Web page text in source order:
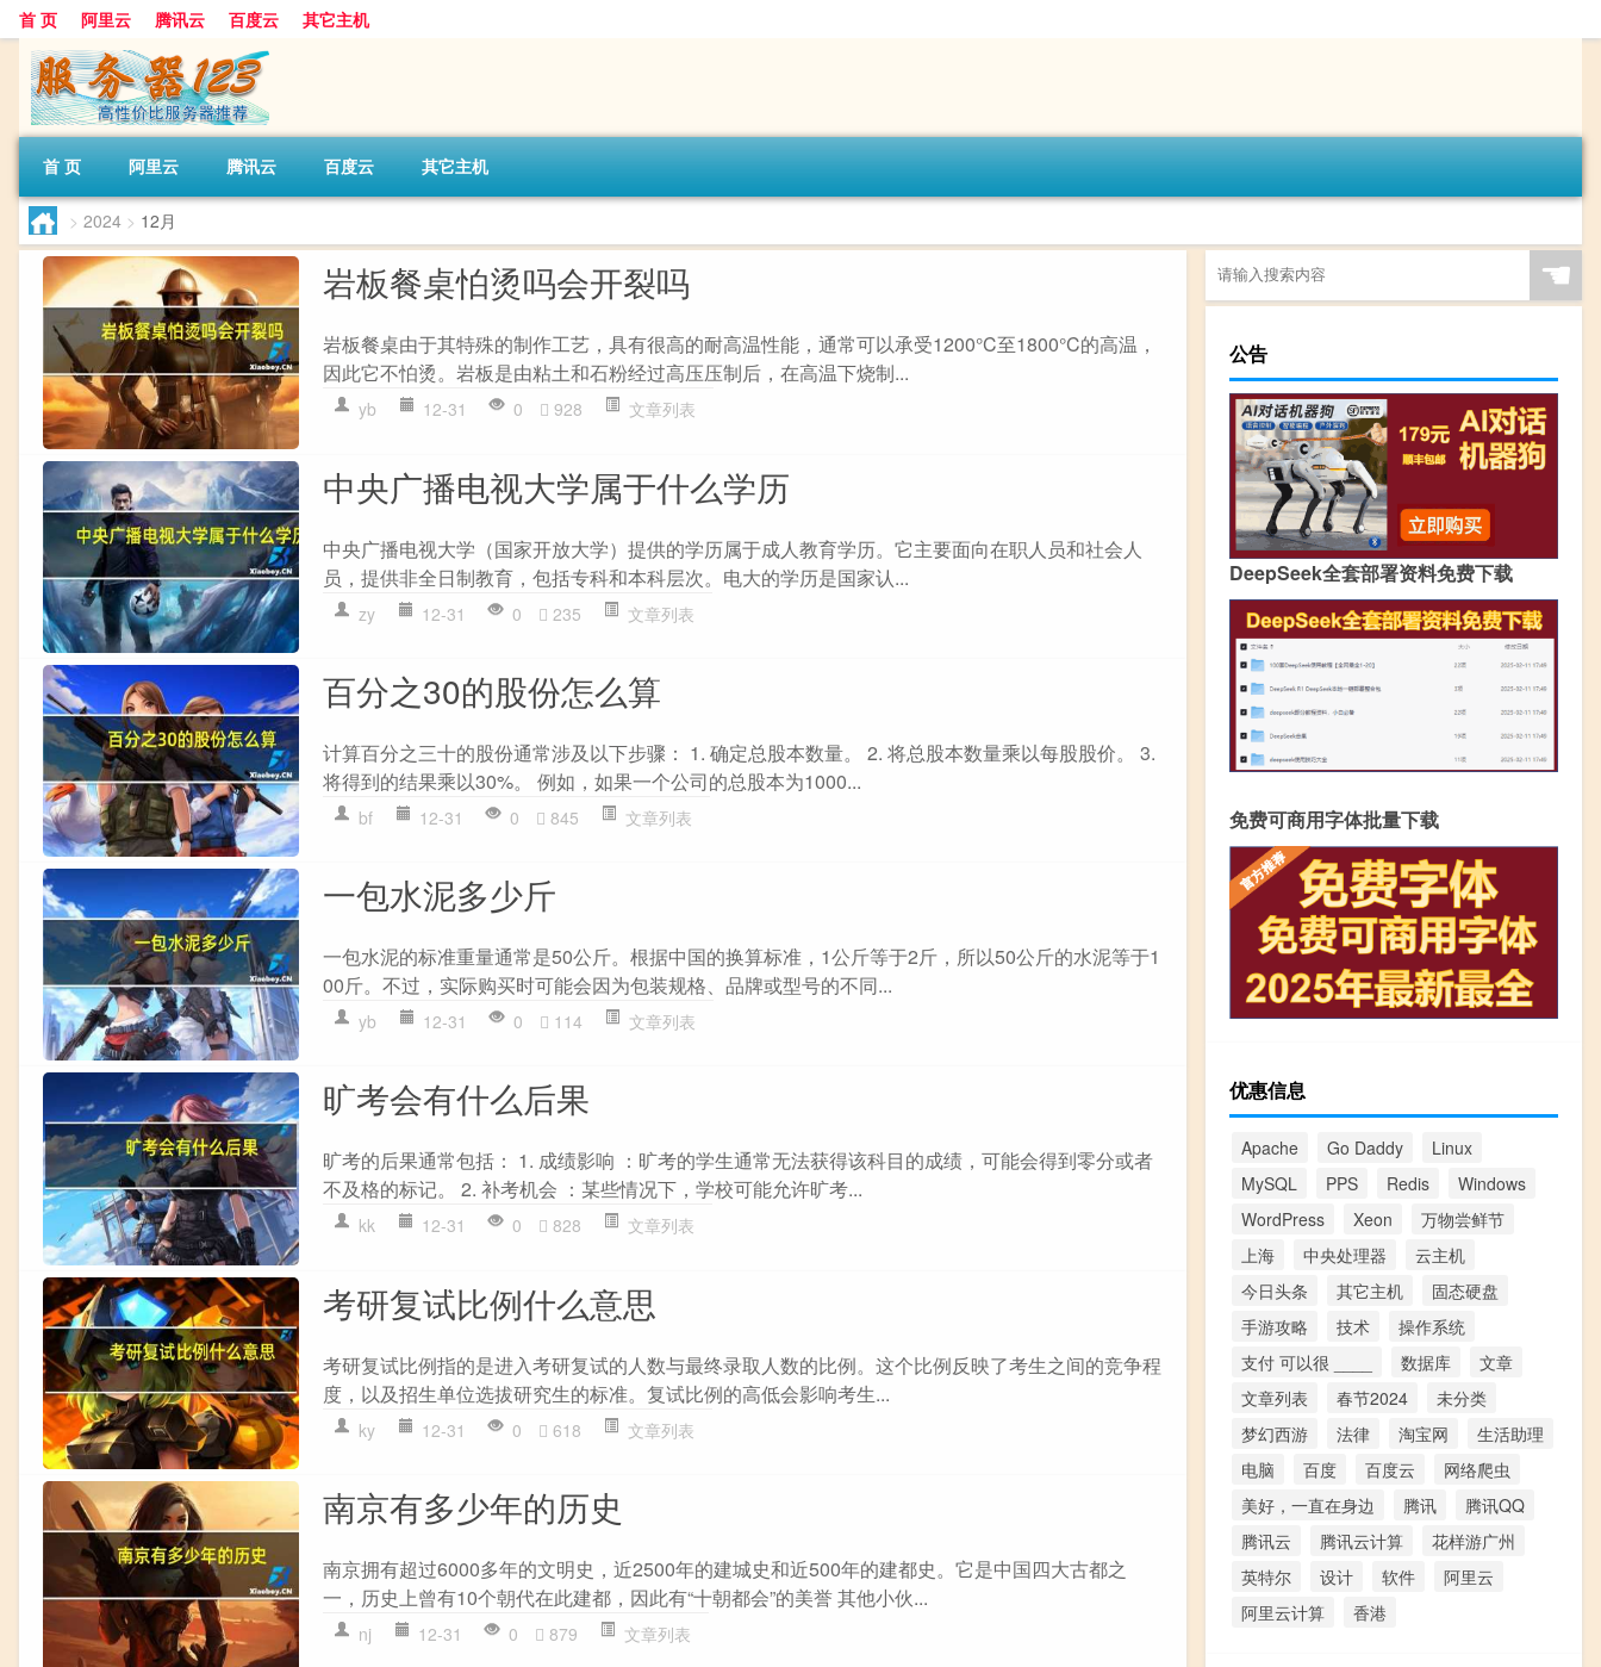
首 页 阿里云 腾讯云 百度云 其它主机
首 页 阿里云 腾讯云 百度云 其它主机
> 2024 > 12月
岩板餐桌怕烫吗会开裂吗
岩板餐桌由于其特殊的制作工艺，具有很高的耐高温性能，通常可以承受1200°C至1800°C的高温，
因此它不怕烫。岩板是由粘土和石粉经过高压压制后，在高温下烧制...
yb 12-31 0 928 文章列表
中央广播电视大学属于什么学历
中央广播电视大学（国家开放大学）提供的学历属于成人教育学历。它主要面向在职人员和社会人
员，提供非全日制教育，包括专科和本科层次。电大的学历是国家认...
zy 12-31 0 235 文章列表
百分之30的股份怎么算
计算百分之三十的股份通常涉及以下步骤： 1. 确定总股本数量。 2. 将总股本数量乘以每股股价。 3.
将得到的结果乘以30%。 例如，如果一个公司的总股本为1000...
bf 12-31 0 845 文章列表
一包水泥多少斤
一包水泥的标准重量通常是50公斤。根据中国的换算标准，1公斤等于2斤，所以50公斤的水泥等于1
00斤。不过，实际购买时可能会因为包装规格、品牌或型号的不同...
yb 12-31 0 114 文章列表
旷考会有什么后果
旷考的后果通常包括： 1. 成绩影响 ：旷考的学生通常无法获得该科目的成绩，可能会得到零分或者
不及格的标记。 2. 补考机会 ：某些情况下，学校可能允许旷考...
kk 12-31 0 828 文章列表
考研复试比例什么意思
考研复试比例指的是进入考研复试的人数与最终录取人数的比例。这个比例反映了考生之间的竞争程
度，以及招生单位选拔研究生的标准。复试比例的高低会影响考生...
ky 12-31 0 618 文章列表
南京有多少年的历史
南京拥有超过6000多年的文明史，近2500年的建城史和近500年的建都史。它是中国四大古都之
一，历史上曾有10个朝代在此建都，因此有“十朝都会”的美誉 其他小伙...
nj 12-31 0 879 文章列表
☚
公告
DeepSeek全套部署资料免费下载
免费可商用字体批量下载
优惠信息
Apache Go Daddy
Linux
MySQL
PPS Redis
Windows
WordPress
Xeon
万物尝鲜节
上海
中央处理器
云主机
今日头条
其它主机
固态硬盘
手游攻略
技术
操作系统
支付 可以很 ____
数据库
文章
文章列表
春节2024
未分类
梦幻西游
法律 淘宝网
生活助理
电脑
百度 百度云
网络爬虫
美好，一直在身边
腾讯
腾讯QQ
腾讯云
腾讯云计算
花样游广州
英特尔
设计 软件
阿里云
阿里云计算
香港